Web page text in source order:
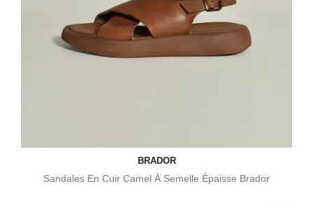
BRADOR
Sandales En Cuir Camel À Semelle Épaisse Brador